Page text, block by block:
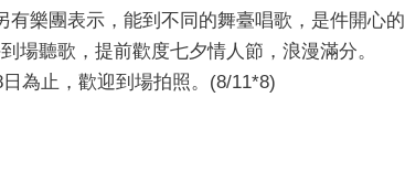
樂團表示，能到不同的舞臺唱歌，是件開心的
場聽歌，提前歡度七夕情人節，浪漫滿分。
為止，歡迎到場拍照。(8/11*8)